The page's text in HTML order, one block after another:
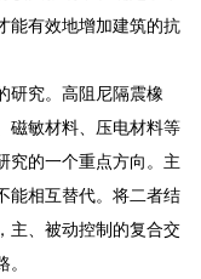
能有效地增加建筑的抗
研究。高阻尼隔震橡
磁敏材料、压电材料等
究的一个重点方向。主
能相互替代。将二者结
主、被动控制的复合交